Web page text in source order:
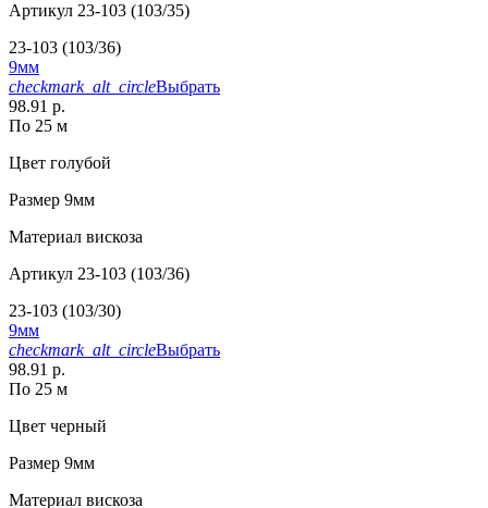
Артикул 23-103 (103/35)
23-103 (103/36)
9мм
checkmark_alt_circleВыбрать
98.91 р.
По 25 м
Цвет голубой
Размер 9мм
Материал вискоза
Артикул 23-103 (103/36)
23-103 (103/30)
9мм
checkmark_alt_circleВыбрать
98.91 р.
По 25 м
Цвет черный
Размер 9мм
Материал вискоза